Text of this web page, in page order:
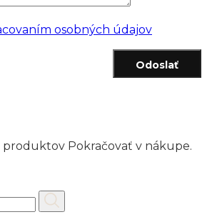
osobných údajov
Odoslať
produktov Pokračovať v nákupe.